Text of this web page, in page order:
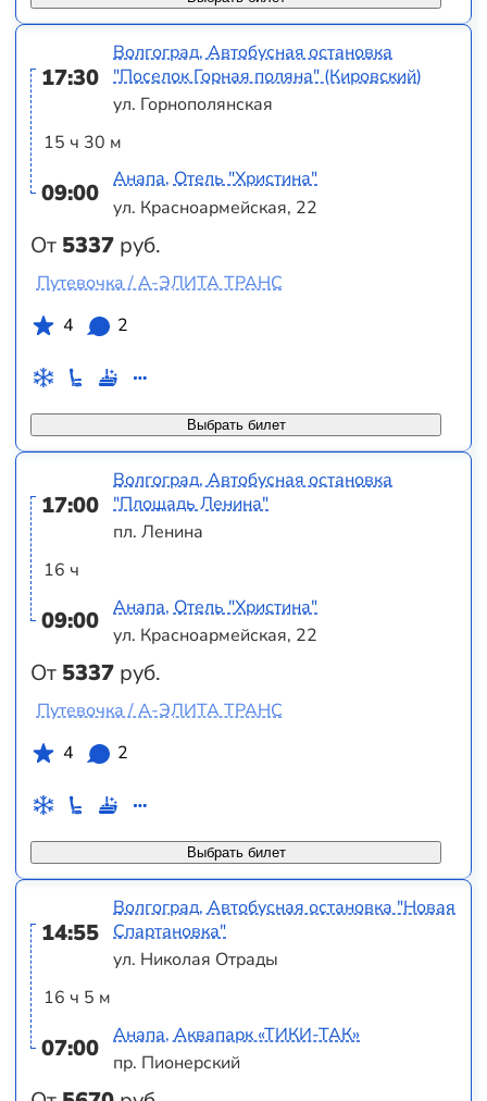
17:30
15 ч 30 м
09:00
От 5337 руб.
Волгоград, Автобусная остановка
"Поселок Горная поляна" (Кировский)
ул. Горнополянская
Анапа, Отель "Христина"
ул. Красноармейская, 22
Выбрать билет
Путевочка / А-ЭЛИТА TPAHC
4
2
17:00
16 ч
09:00
От 5337 руб.
Волгоград, Автобусная остановка
"Площадь Ленина"
пл. Ленина
Анапа, Отель "Христина"
ул. Красноармейская, 22
Выбрать билет
Путевочка / А-ЭЛИТА TPAHC
4
2
14:55
16 ч 5 м
07:00
Волгоград, Автобусная остановка "Новая
Спартановка"
ул. Николая Отрады
Анапа, Аквапарк «ТИКИ-ТАК»
пр. Пионерский